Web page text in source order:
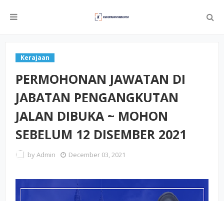
Kerajaan
PERMOHONAN JAWATAN DI
JABATAN PENGANGKUTAN
JALAN DIBUKA ~ MOHON
SEBELUM 12 DISEMBER 2021
byAdmin December 03, 2021